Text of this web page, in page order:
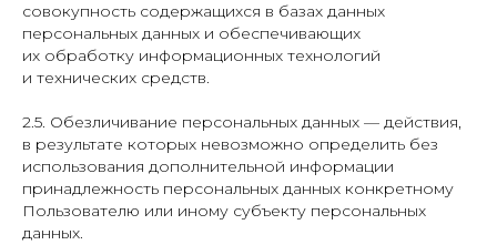
совокупность содержащихся в базах данных
персональных данных и обеспечивающих
их обработку информационных технологий
и технических средств.
2.5. Обезличивание персональных данных — действия,
в результате которых невозможно определить без
использования дополнительной информации
принадлежность персональных данных конкретному
Пользователю или иному субъекту персональных
данных.